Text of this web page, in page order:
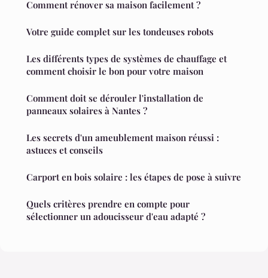
Comment rénover sa maison facilement ?
Votre guide complet sur les tondeuses robots
Les différents types de systèmes de chauffage et
comment choisir le bon pour votre maison
Comment doit se dérouler l'installation de
panneaux solaires à Nantes ?
Les secrets d'un ameublement maison réussi :
astuces et conseils
Carport en bois solaire : les étapes de pose à suivre
Quels critères prendre en compte pour
sélectionner un adoucisseur d'eau adapté ?